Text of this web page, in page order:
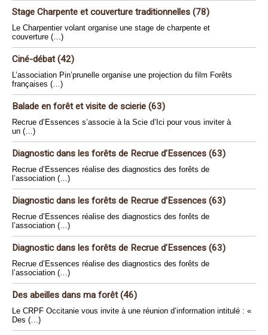
Stage Charpente et couverture traditionnelles (78)
Le Charpentier volant organise une stage de charpente et
couverture (…)
Ciné-débat (42)
L’association Pin’prunelle organise une projection du film Forêts
françaises (…)
Balade en forêt et visite de scierie (63)
Recrue d’Essences s’associe à la Scie d’Ici pour vous inviter à
un (…)
Diagnostic dans les forêts de Recrue d’Essences (63)
Recrue d’Essences réalise des diagnostics des forêts de
l’association (…)
Diagnostic dans les forêts de Recrue d’Essences (63)
Recrue d’Essences réalise des diagnostics des forêts de
l’association (…)
Diagnostic dans les forêts de Recrue d’Essences (63)
Recrue d’Essences réalise des diagnostics des forêts de
l’association (…)
Des abeilles dans ma forêt (46)
Le CRPF Occitanie vous invite à une réunion d’information intitulé : «
Des (…)